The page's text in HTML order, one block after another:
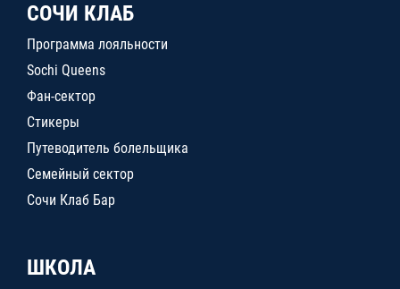
СОЧИ КЛАБ
Программа лояльности
Sochi Queens
Фан-сектор
Стикеры
Путеводитель болельщика
Семейный сектор
Сочи Клаб Бар
ШКОЛА